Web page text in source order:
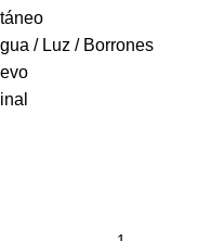
/ Luz / Borrones